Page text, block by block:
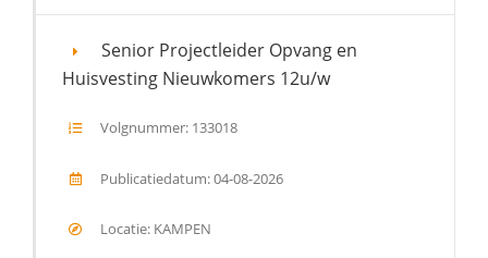
Senior Projectleider Opvang en
Huisvesting Nieuwkomers 12u/w
Volgnummer: 133018
Publicatiedatum: 04-08-2026
Locatie: KAMPEN